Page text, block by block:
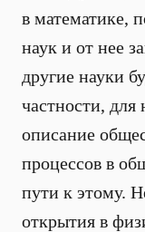
в математике,
наук и от нее
другие науки
частности, для
описание
процессов в
пути к этому.
открытия в